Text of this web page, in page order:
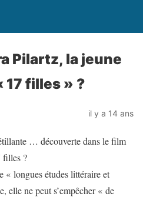
Pilartz, la jeune
filles » ?
il y a 14 ans
… découverte dans le film
filles ?
« longues études littéraire et
elle ne peut s’empêcher « de